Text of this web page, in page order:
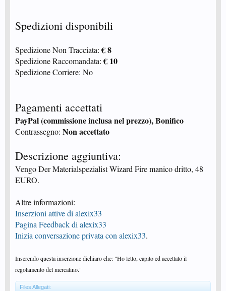
Spedizioni disponibili
Spedizione Non Tracciata:€ 8
Spedizione Raccomandata:€ 10
Spedizione Corriere: No
Pagamenti accettati
PayPal (commissione inclusa nel prezzo), Bonifico
Contrassegno: Non accettato
Descrizione aggiuntiva:
Vengo Der Materialspezialist Wizard Fire manico dritto, 48
EURO.
Altre informazioni:
Inserzioni attive di alexix33
Pagina Feedback di alexix33
Inizia conversazione privata con alexix33.
Inserendo questa inserzione dichiaro che: "Ho letto, capito ed accettato il
regolamento del mercatino."
Files Allegati: